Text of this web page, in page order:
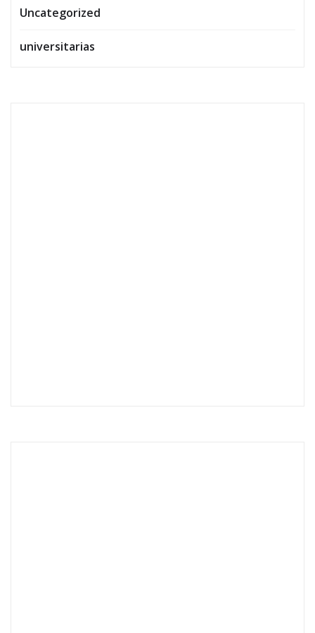
Uncategorized
universitarias